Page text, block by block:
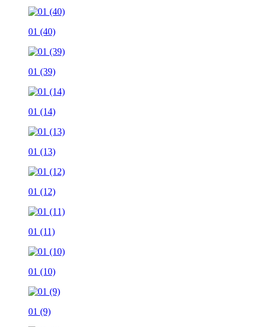
01 (40)
01 (39)
01 (14)
01 (13)
01 (12)
01 (11)
01 (10)
01 (9)